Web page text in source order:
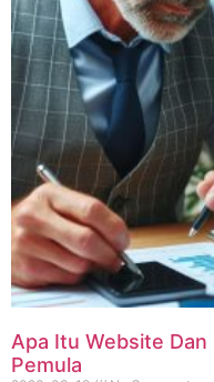
Apa Itu Website
Pemula